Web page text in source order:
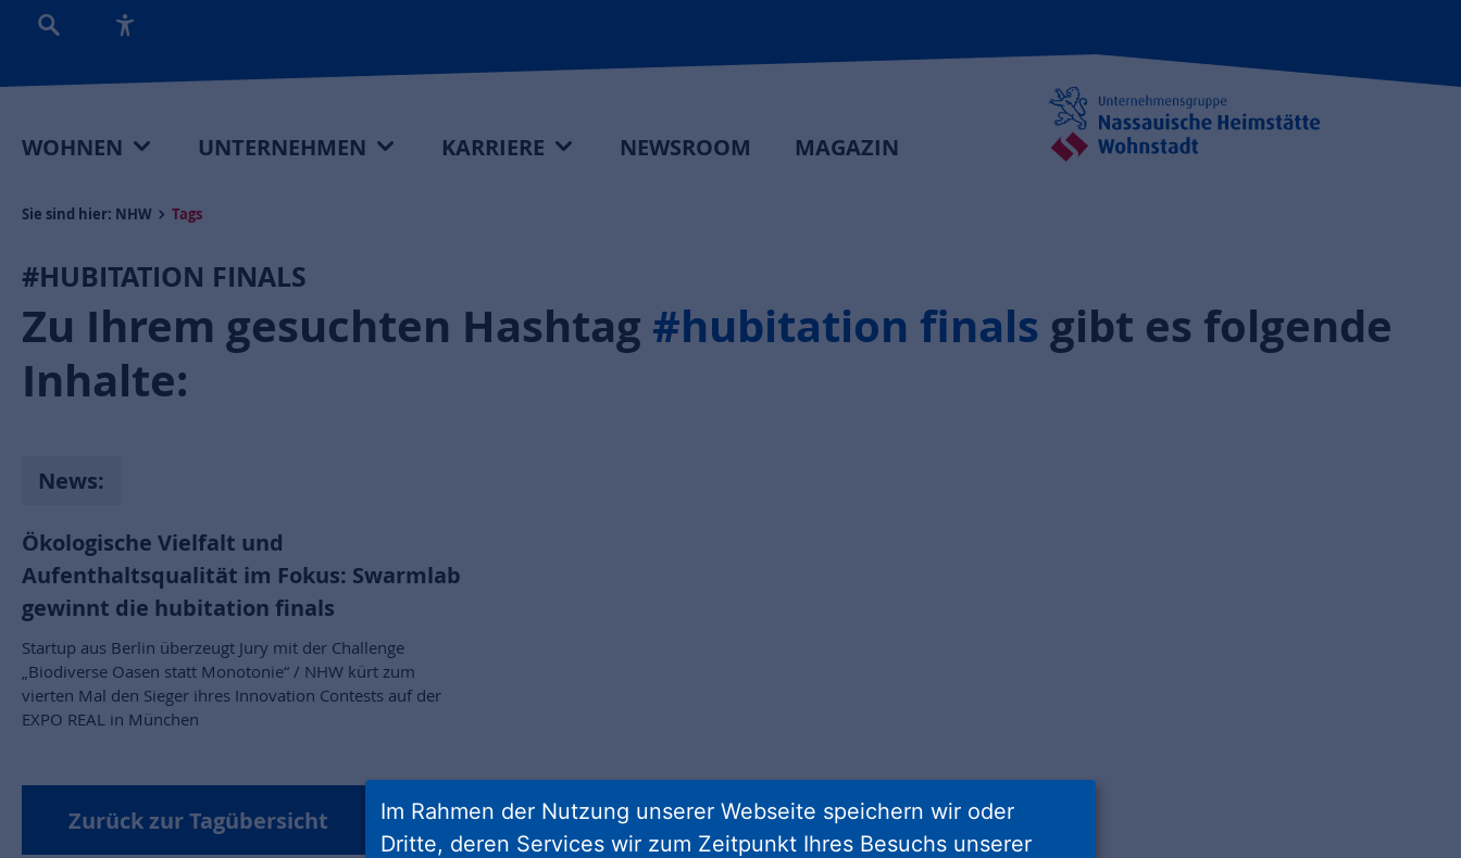
WOHNEN UNTERNEHMEN KARRIERE NEWSROOM MAGAZIN
Sie sind hier: NHW Tags
#HUBITATION FINALS
Zu Ihrem gesuchten Hashtag #hubitation finals gibt es folgende
Inhalte:
News:
Ökologische Vielfalt und
Aufenthaltsqualität im Fokus: Swarmlab
gewinnt die hubitation finals
Startup aus Berlin überzeugt Jury mit der Challenge
„Biodiverse Oasen statt Monotonie“ / NHW kürt zum
vierten Mal den Sieger ihres Innovation Contests auf der
EXPO REAL in München
Zurück zur Tagübersicht
Im Rahmen der Nutzung unserer Webseite speichern wir oder
Dritte, deren Services wir zum Zeitpunkt Ihres Besuchs unserer